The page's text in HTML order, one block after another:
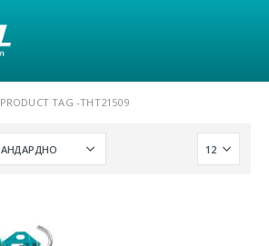
PRODUCT TAG -THT21509